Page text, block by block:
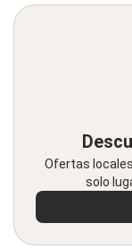
Ofertas
solo